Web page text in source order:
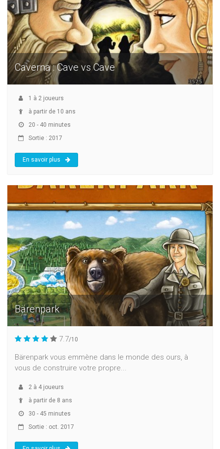
Caverna : Cave vs Cave
1 à 2 joueurs
à partir de 10 ans
20 - 40 minutes
Sortie : 2017
En savoir plus
Bärenpark
7.7/10
Bärenpark vous emmène dans le monde des ours, à
vous de construire votre propre...
2 à 4 joueurs
à partir de 8 ans
30 - 45 minutes
Sortie : oct. 2017